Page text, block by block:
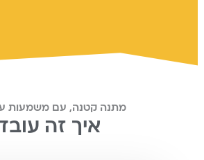
מתנה קטנה, עם משמעות
איך זה